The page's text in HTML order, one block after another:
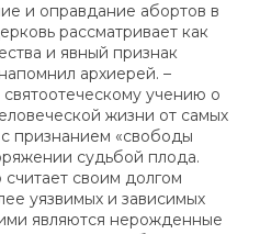
и оправдание абортов в
рассматривает как
и явный признак
архиерей. –
учению о
жизни от самых
признанием «свободы
судьбой плода.
своим долгом
уязвимых и зависимых
являются нерожденные